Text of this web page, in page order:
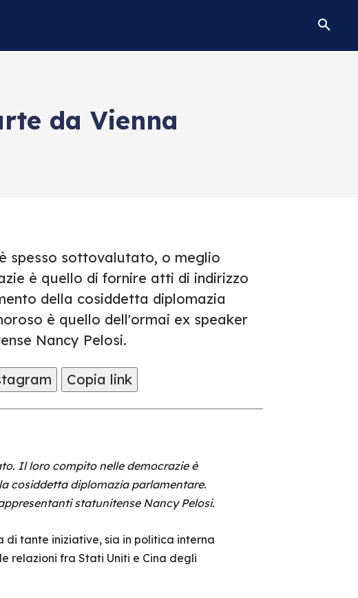
da Vienna
spesso sottovalutato, o meglio
è quello di fornire atti di indirizzo
della cosiddetta diplomazia
è quello dell'ormai ex speaker
Nancy Pelosi.
Copia link
Il loro compito nelle democrazie è
cosiddetta diplomazia parlamentare.
statunitense Nancy Pelosi.
tante iniziative, sia in politica interna
relazioni fra Stati Uniti e Cina degli